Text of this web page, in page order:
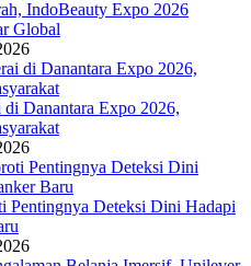
IndoBeauty Expo 2026
Global
Danantara Expo 2026,
Pentingnya Deteksi Dini Hadapi